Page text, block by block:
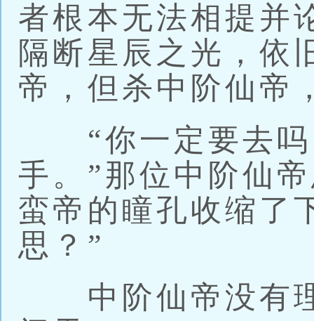
者根本无法相提并
隔断星辰之光，依
帝，但杀中阶仙帝
“你一定要去吗
手。”那位中阶仙
蛮帝的瞳孔收缩了
思？”
中阶仙帝没有理